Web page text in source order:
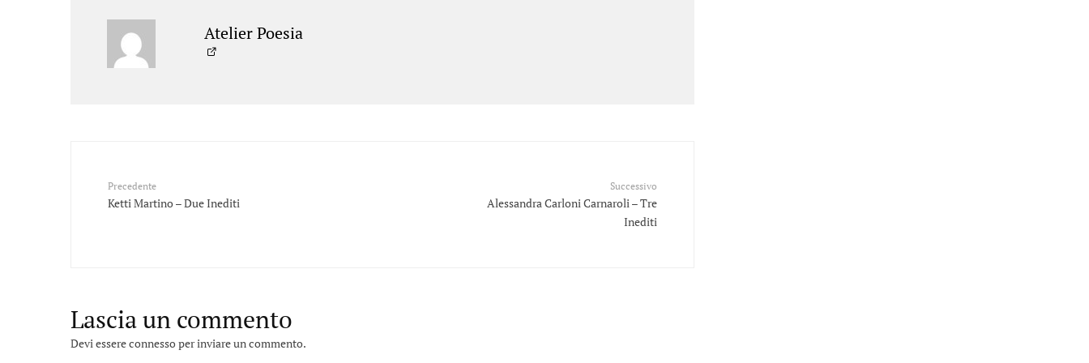
Atelier Poesia
Precedente
Ketti Martino – Due Inediti
Successivo
Alessandra Carloni Carnaroli – Tre
Inediti
Lascia un commento
Devi essereconnessoper inviare un commento.